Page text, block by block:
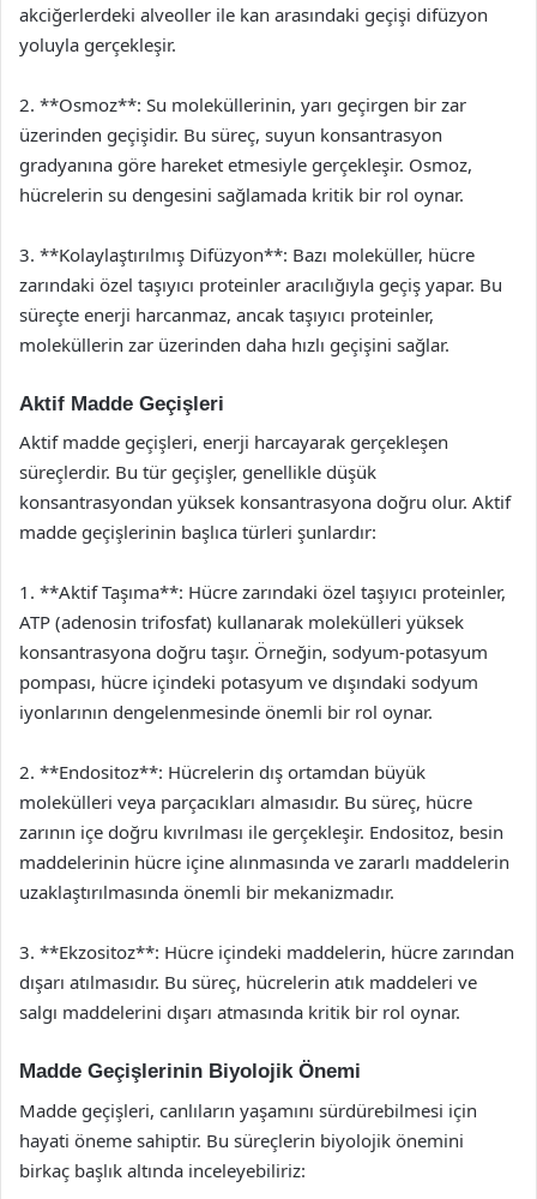
akciğerlerdeki alveoller ile kan arasındaki geçişi difüzyon
yoluyla gerçekleşir.
2. **Osmoz**: Su moleküllerinin, yarı geçirgen bir zar
üzerinden geçişidir. Bu süreç, suyun konsantrasyon
gradyanına göre hareket etmesiyle gerçekleşir. Osmoz,
hücrelerin su dengesini sağlamada kritik bir rol oynar.
3. **Kolaylaştırılmış Difüzyon**: Bazı moleküller, hücre
zarındaki özel taşıyıcı proteinler aracılığıyla geçiş yapar. Bu
süreçte enerji harcanmaz, ancak taşıyıcı proteinler,
moleküllerin zar üzerinden daha hızlı geçişini sağlar.
Aktif Madde Geçişleri
Aktif madde geçişleri, enerji harcayarak gerçekleşen
süreçlerdir. Bu tür geçişler, genellikle düşük
konsantrasyondan yüksek konsantrasyona doğru olur. Aktif
madde geçişlerinin başlıca türleri şunlardır:
1. **Aktif Taşıma**: Hücre zarındaki özel taşıyıcı proteinler,
ATP (adenosin trifosfat) kullanarak molekülleri yüksek
konsantrasyona doğru taşır. Örneğin, sodyum-potasyum
pompası, hücre içindeki potasyum ve dışındaki sodyum
iyonlarının dengelenmesinde önemli bir rol oynar.
2. **Endositoz**: Hücrelerin dış ortamdan büyük
molekülleri veya parçacıkları almasıdır. Bu süreç, hücre
zarının içe doğru kıvrılması ile gerçekleşir. Endositoz, besin
maddelerinin hücre içine alınmasında ve zararlı maddelerin
uzaklaştırılmasında önemli bir mekanizmadır.
3. **Ekzositoz**: Hücre içindeki maddelerin, hücre zarından
dışarı atılmasıdır. Bu süreç, hücrelerin atık maddeleri ve
salgı maddelerini dışarı atmasında kritik bir rol oynar.
Madde Geçişlerinin Biyolojik Önemi
Madde geçişleri, canlıların yaşamını sürdürebilmesi için
hayati öneme sahiptir. Bu süreçlerin biyolojik önemini
birkaç başlık altında inceleyebiliriz: